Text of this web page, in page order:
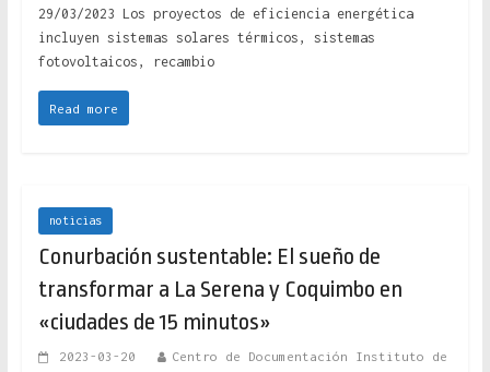
29/03/2023 Los proyectos de eficiencia energética
incluyen sistemas solares térmicos, sistemas
fotovoltaicos, recambio
Read more
noticias
Conurbación sustentable: El sueño de
transformar a La Serena y Coquimbo en
«ciudades de 15 minutos»
2023-03-20 Centro de Documentación Instituto de